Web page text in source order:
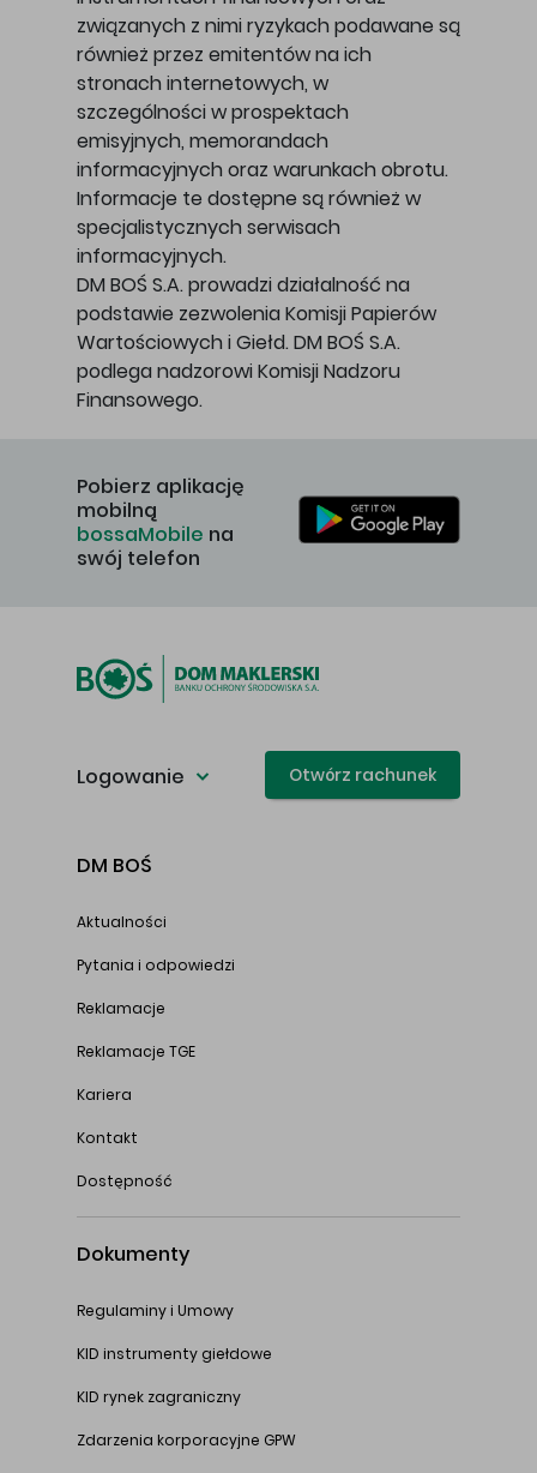
związanych z nimi ryzykach podawane są
również przez emitentów na ich
stronach internetowych, w
szczególności w prospektach
emisyjnych, memorandach
informacyjnych oraz warunkach obrotu.
Informacje te dostępne są również w
specjalistycznych serwisach
informacyjnych.
DM BOŚ S.A. prowadzi działalność na
podstawie zezwolenia Komisji Papierów
Wartościowych i Giełd. DM BOŚ S.A.
podlega nadzorowi Komisji Nadzoru
Finansowego.
Pobierz aplikację
mobilną
bossaMobile na
swój telefon
Logowanie Otwórz rachunek
DM BOŚ
Aktualności
Pytania i odpowiedzi
Reklamacje
Reklamacje TGE
Kariera
Kontakt
Dostępność
Dokumenty
Regulaminy i Umowy
KID instrumenty giełdowe
KID rynek zagraniczny
Zdarzenia korporacyjne GPW